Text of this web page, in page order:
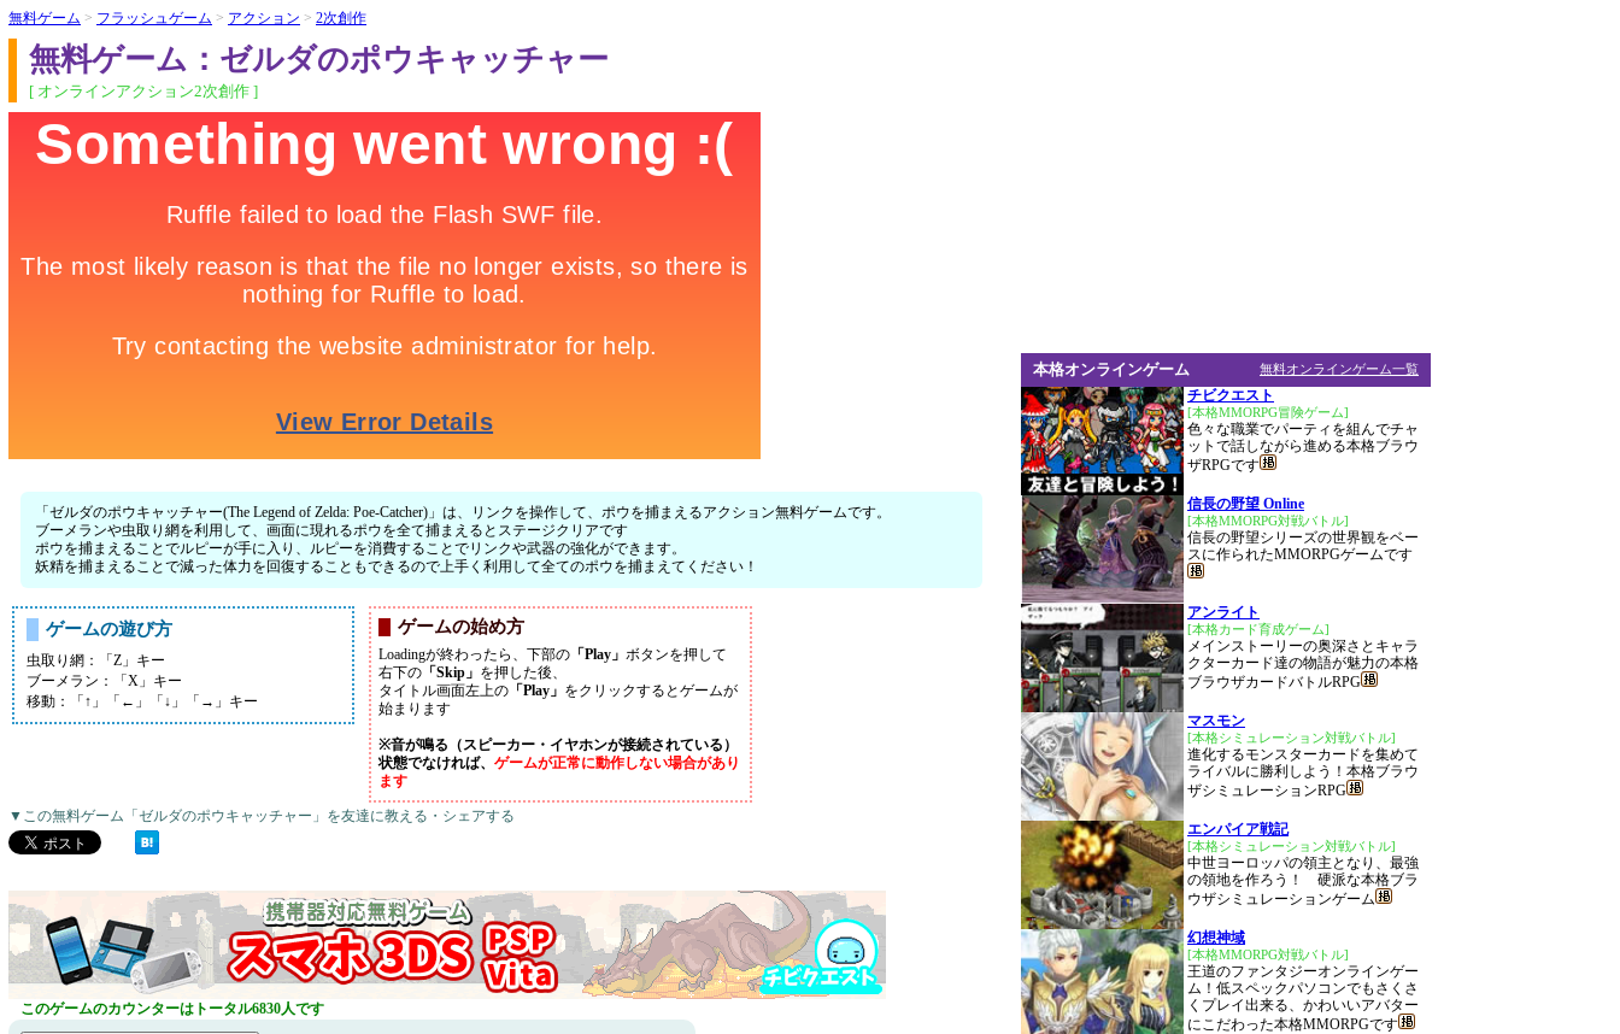
無料ゲーム > フラッシュゲーム > アクション > 2次創作
無料ゲーム：ゼルダのポウキャッチャー
[ オンラインアクション2次創作 ]
「ゼルダのポウキャッチャー(The Legend of Zelda: Poe-Catcher)」は、リンクを操作して、ポウを捕まえるアクション無料ゲームです。
ブーメランや虫取り網を利用して、画面に現れるポウを全て捕まえるとステージクリアです
ポウを捕まえることでルピーが手に入り、ルピーを消費することでリンクや武器の強化ができます。
妖精を捕まえることで減った体力を回復することもできるので上手く利用して全てのポウを捕まえてください！
ゲームの遊び方
虫取り網：「Z」キー
ブーメラン：「X」キー
移動：「↑」「←」「↓」「→」キー
ゲームの始め方
Loadingが終わったら、下部の 「Play」 ボタンを押して
右下の 「Skip」 を押した後、
タイトル画面左上の 「Play」 をクリックするとゲームが
始まります
※音が鳴る（スピーカー・イヤホンが接続されている）
状態でなければ、 ゲームが正常に動作しない場合があり
ます
▼この無料ゲーム「ゼルダのポウキャッチャー」を友達に教える・シェアする
このゲームのカウンターはトータル6830人です
無料オンラインゲーム一覧
本格オンラインゲーム
チビクエスト
[本格MMORPG冒険ゲーム]
色々な職業でパーティを組んでチャ
ットで話しながら進める本格ブラウ
ザRPGです
信長の野望 Online
[本格MMORPG対戦バトル]
信長の野望シリーズの世界観をベー
スに作られたMMORPGゲームです
アンライト
[本格カード育成ゲーム]
メインストーリーの奥深さとキャラ
クターカード達の物語が魅力の本格
ブラウザカードバトルRPG
マスモン
[本格シミュレーション対戦バトル]
進化するモンスターカードを集めて
ライバルに勝利しよう！本格ブラウ
ザシミュレーションRPG
エンパイア戦記
[本格シミュレーション対戦バトル]
中世ヨーロッパの領主となり、最強
の領地を作ろう！ 硬派な本格ブラ
ウザシミュレーションゲーム
幻想神域
[本格MMORPG対戦バトル]
王道のファンタジーオンラインゲー
ム！低スペックパソコンでもさくさ
くプレイ出来る、かわいいアバター
にこだわった本格MMORPGです